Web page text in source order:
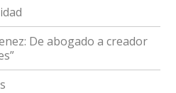
De abogado a creador